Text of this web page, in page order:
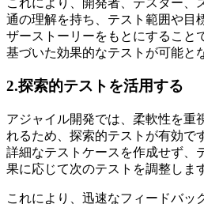
通の理解を持ち、テスト範囲や目
ザーストーリーをもとにすること
基づいた効果的なテストが可能と
2.探索的テストを活用する
アジャイル開発では、柔軟性を重
れるため、探索的テストが有効で
詳細なテストケースを作成せず、
果に応じて次のテストを調整しま
これにより、迅速なフィードバッ